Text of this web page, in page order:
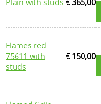
Plain with studs € 365,00
Flames red
75611 with
studs
€ 150,00